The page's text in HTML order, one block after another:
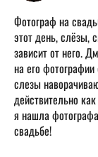
Фотограф на
этот день, слёзы,
зависит от него.
на его
слезы
действительно
я нашла
свадьбе!